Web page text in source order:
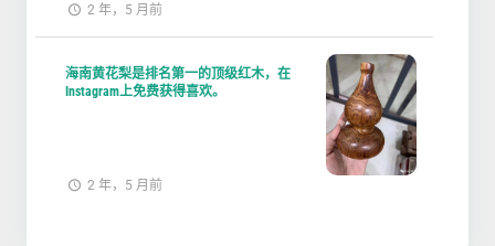
2 年，5 月前
海南黄花梨是排名第一的顶级红木，在
Instagram上免费获得喜欢。
2 年，5 月前